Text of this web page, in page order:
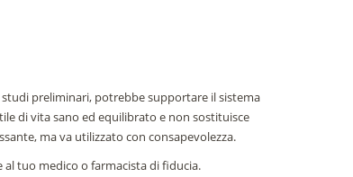
studi preliminari, potrebbe supportare il sistema
di vita sano ed equilibrato e non sostituisce
ma va utilizzato con consapevolezza.
tuo medico o farmacista di fiducia.